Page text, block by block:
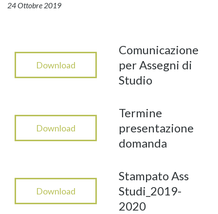
24 Ottobre 2019
Download
Comunicazione
per Assegni di
Studio
Download
Termine
presentazione
domanda
Download
Stampato Ass
Studi_2019-
2020